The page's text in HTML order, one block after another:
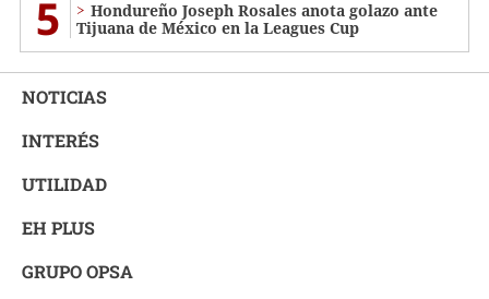
5
Hondureño Joseph Rosales anota golazo ante
Tijuana de México en la Leagues Cup
NOTICIAS
INTERÉS
UTILIDAD
EH PLUS
GRUPO OPSA